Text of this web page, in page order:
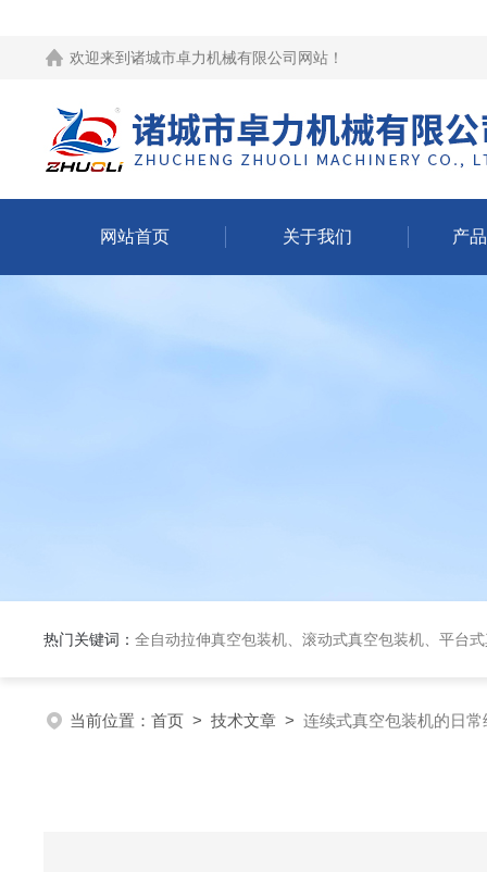
欢迎来到 诸城市卓力机械有限公司网站 ！
网站首页 关于我们 产
热门关键词： 全自动拉伸真空包装机、滚动式真空包装机、平台式真空包装机、大米定量
当前位置： 首页 > 技术文章 > 连续式真空包装机的日